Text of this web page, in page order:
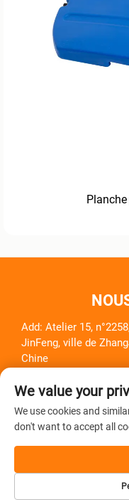
Planche
Add: Atelier 15,
JinFeng, ville de
Chine
[email
Droits d'auteur ©
Ltd. Tous droits
We value your
We use cookies and
don't want to accept all